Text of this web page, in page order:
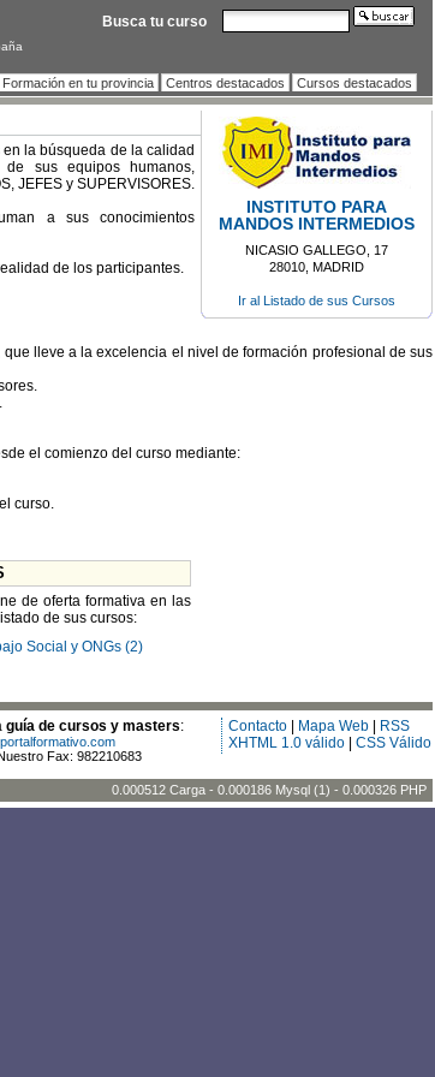
Formación en tu provincia Centros destacados Cursos destacados
INSTITUTO PARA
MANDOS INTERMEDIOS
NICASIO GALLEGO, 17
28010, MADRID
Ir al Listado de sus Cursos
la búsqueda de la calidad
sus equipos humanos,
JEFES y SUPERVISORES.
a sus conocimientos
de los participantes.
lleve a la excelencia el nivel de formación profesional de sus
el comienzo del curso mediante:
curso.
de oferta formativa en las
de sus cursos:
Social y ONGs (2)
Busca tu curso
guía de cursos y masters:
Fax: 982210683
Contacto Mapa Web
RSS
XHTML 1.0 válido
CSS Válido
0.000512 Carga - 0.000186 Mysql (1) - 0.000326 PHP